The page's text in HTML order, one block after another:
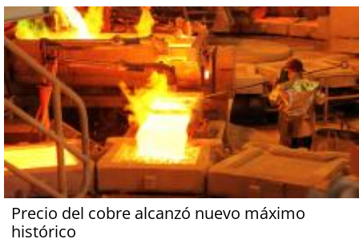
Precio del cobre alcanzó nuevo máximo
histórico